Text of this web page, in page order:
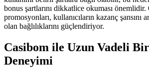
bonus şartlarını dikkatlice okuması
promosyonları, kullanıcıların kazanç şansını
olan bağlılıklarını güçlendiriyor.
Casibom ile Uzun Vadeli
Deneyimi